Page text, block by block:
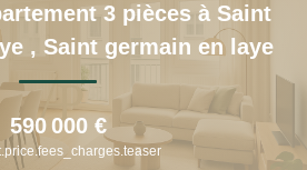
LOUER
ESTIMER
Votre Bien
3 pièces à Saint
, Saint germain en laye
590 000 €